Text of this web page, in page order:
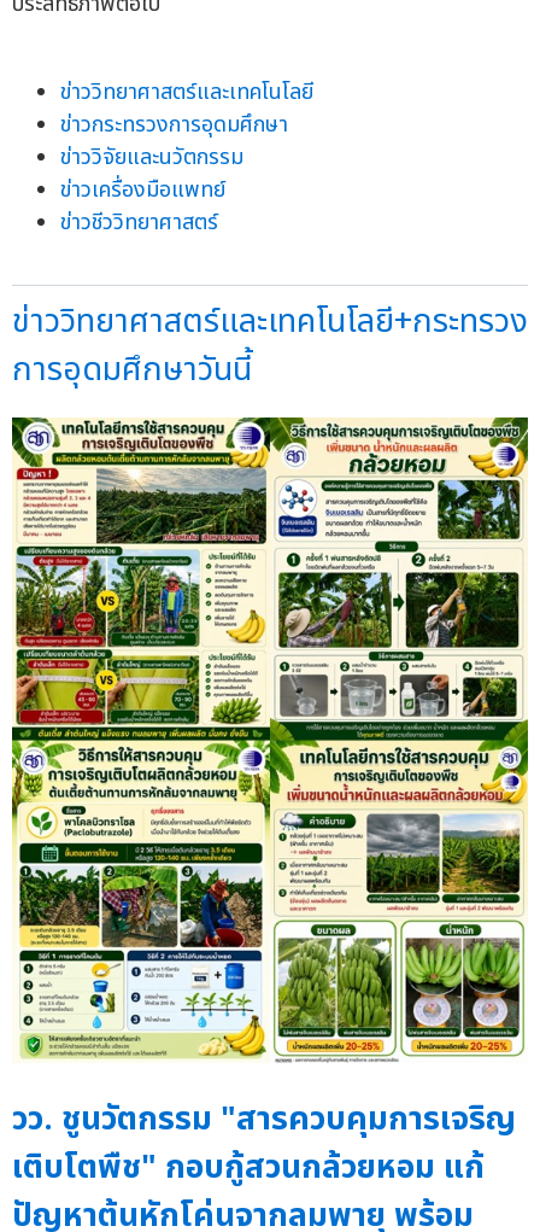
ข่าววิทยาศาสตร์และเทคโนโลยี
ข่าวกระทรวงการอุดมศึกษา
ข่าววิจัยและนวัตกรรม
ข่าวเครื่องมือแพทย์
ข่าวชีววิทยาศาสตร์
ข่าววิทยาศาสตร์และเทคโนโลยี+กระทรวง
การอุดมศึกษาวันนี้
วว. ชูนวัตกรรม "สารควบคุมการเจริญ
เติบโตพืช" กอบกู้สวนกล้วยหอม แก้
ปัญหาต้นหักโค่นจากลมพายุ พร้อม